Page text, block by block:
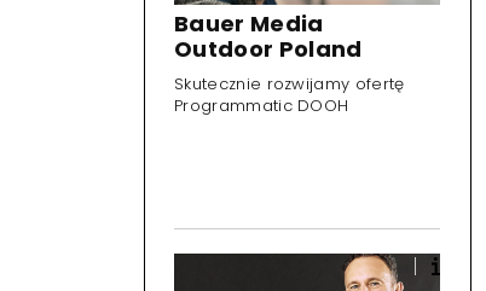
Bauer Media
Outdoor Poland
Skutecznie rozwijamy ofertę
Programmatic DOOH